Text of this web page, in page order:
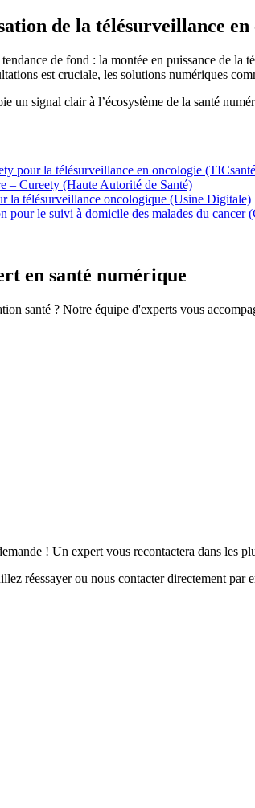
de la télésurveillance en
de fond : la montée en puissance de
est cruciale, les solutions numériques
un signal clair à l’écosystème de la santé
pour la télésurveillance en oncologie
– Cureety (Haute Autorité de Santé)
la télésurveillance oncologique (Usine Digitale)
pour le suivi à domicile des malades du cancer
en santé numérique
santé ? Notre équipe d'experts vous
! Un expert vous recontactera dans les
réessayer ou nous contacter directement par